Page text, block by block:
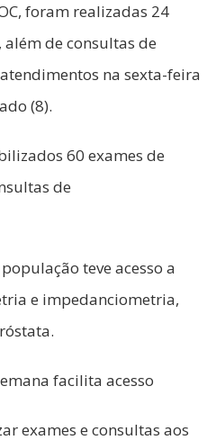
foram realizadas 24
de consultas de
na sexta-feira
(8).
60 exames de
de
teve acesso a
e impedanciometria,
facilita acesso
exames e consultas aos